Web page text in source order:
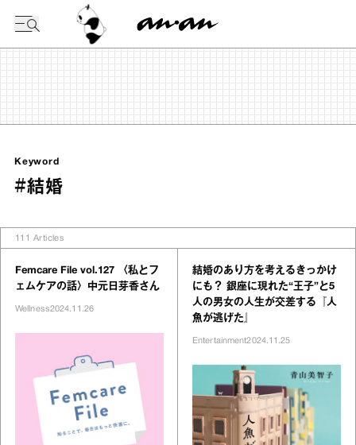
Keyword
#結婚
111 Articles
Femcare File vol.127 〈私とフ
ェムケアの話〉中元日芽香さん
Wellness2024.11.26
結婚のあり方を考えるきっかけ
にも？ 銀座に現れた“王子”と5
人の男女の人生が交差する『人
魚が逃げた』
Entertainment2024.11.25